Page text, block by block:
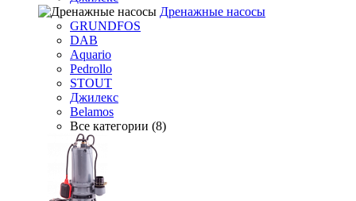
Дренажные насосы
GRUNDFOS
DAB
Aquario
Pedrollo
STOUT
Джилекс
Belamos
Все категории (8)